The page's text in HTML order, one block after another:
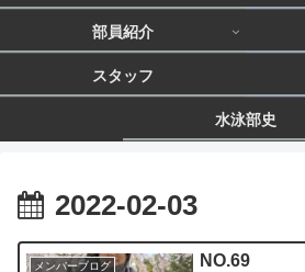
部員紹介
スタッフ
水泳部史
2022-02-03
メンバーブログ NO.69